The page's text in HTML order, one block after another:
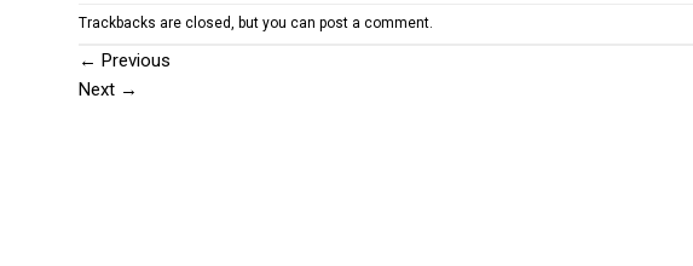
Trackbacks are closed, but you can post a comment.
← Previous
Next →